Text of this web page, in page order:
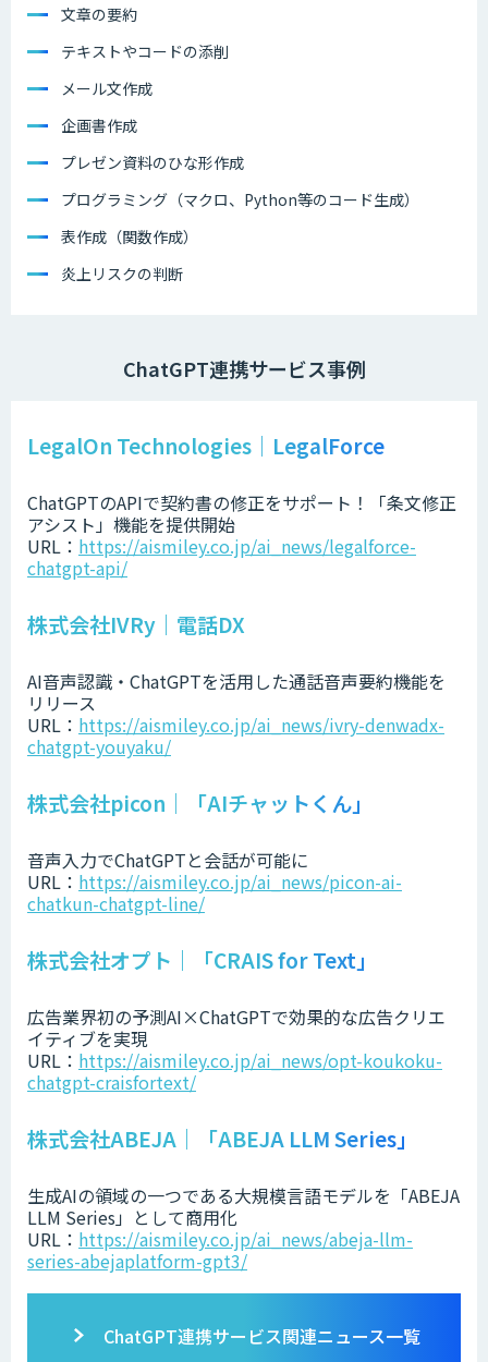
文章の要約
テキストやコードの添削
メール文作成
企画書作成
プレゼン資料のひな形作成
プログラミング（マクロ、Python等のコード生成）
表作成（関数作成）
炎上リスクの判断
ChatGPT連携サービス事例
LegalOn Technologies｜LegalForce
ChatGPTのAPIで契約書の修正をサポート！「条文修正
アシスト」機能を提供開始
URL： https://aismiley.co.jp/ai_news/legalforce-
chatgpt-api/
株式会社IVRy｜電話DX
AI音声認識・ChatGPTを活用した通話音声要約機能を
リリース
URL： https://aismiley.co.jp/ai_news/ivry-denwadx-
chatgpt-youyaku/
株式会社picon｜「AIチャットくん」
音声入力でChatGPTと会話が可能に
URL： https://aismiley.co.jp/ai_news/picon-ai-
chatkun-chatgpt-line/
株式会社オプト｜「CRAIS for Text」
広告業界初の予測AI×ChatGPTで効果的な広告クリエ
イティブを実現
URL： https://aismiley.co.jp/ai_news/opt-koukoku-
chatgpt-craisfortext/
株式会社ABEJA｜「ABEJA LLM Series」
生成AIの領域の一つである大規模言語モデルを「ABEJA
LLM Series」として商用化
URL： https://aismiley.co.jp/ai_news/abeja-llm-
series-abejaplatform-gpt3/
ChatGPT連携サービス関連ニュース一覧